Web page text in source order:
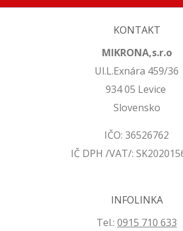
KONTAKT
MIKRONA,s.r.o
Ul.L.Exnára 459/36
934 05 Levice
Slovensko
IČO: 36526762
IČ DPH /VAT/:
INFOLINKA
Tel.: 0915 710 633